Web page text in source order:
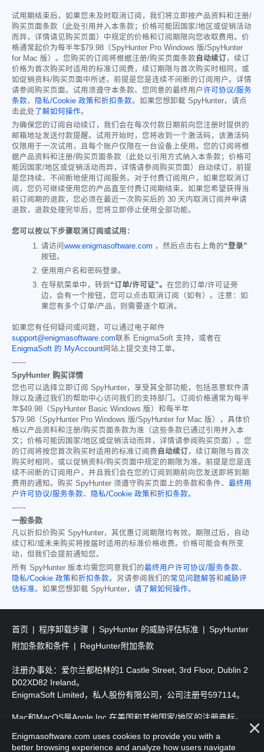
试用期结束后，如果您未及时取消订阅，我们将立即按产品资料和注册/
购买页面条款（此处引用并入本条款；价格可能因国家/地区或促销活动
而异，详情请见购买页面）中规定的价格和订阅期限向您收取费用。价
格通常起价为每半年$79.98 （SpyHunter Pro Windows 版/SpyHunter
for Mac 版）。您购买的订阅将根据注册/购买页面条款 自动续订 ，续订
价格为首次购买时适用的标准订阅费，续订期限与首次购买时相同，或
如促销资料/购买页面中所述，前提是您是连续不间断的订阅用户。详情
请参阅购买页面。试用须遵守本条款、您同意的最终用户许可协议/服务
条款、 隐私/Cookie 政策和折扣条款。如果您想卸载 SpyHunter，请点
击此处 了解如何操作。
为确保您的订阅自动续订，我们会在每次付款日期前向您注册时提供的
邮箱地址发送付款提醒。试用开始时，您将收到一个激活码，该激活码
仅限用于一次试用，且每个账户仅限在一台设备上使用。您的订阅将根
据产品资料和注册/购买页面条款（此处以引用方式纳入本条款；价格可
能因国家/地区或促销活动而异，详情请参阅购买页面）自动续订，前提
是您持续、不间断地使用订阅服务。对于付费订阅用户，如果您取消订
阅，您仍可继续使用您的产品直至付费订阅期结束。如果您希望获得当
前订阅期的退款，您必须在最近一次购买后的 30 天内取消订阅并申请
退款，退款处理完毕后，您将立即停止使用全部功能。
您可以按以下步骤取消订阅或试用：
请访问www.enigmasoftware.com ，然后点击右上角的“登录”
按钮。
使用用户名和密码登录。
在导航菜单中，转到 “订单/许可证”。 在您的订单/许可证旁
边，会有一个按钮，您可以点击取消订阅（如有）。注意：如
果您有多个订单/产品，则需要逐个取消。
如果您有任何疑问或问题，可以通过电子邮件
support@enigmasoftware.com联系 EnigmaSoft 支持，或者在
EnigmaSoft 的 MyAccount网站上提交支持工单。
------
SpyHunter 购买详情
您也可以选择立即订阅 SpyHunter，享受其全部功能，包括恶意软件清
除以及通过我们的帮助中心访问我们的支持部门。订阅价格通常为每半
年$49.98 （SpyHunter Basic Windows 版）和每半年
$79.98 （SpyHunter Pro Windows 版/SpyHunter for Mac 版），具体价
格以产品资料和注册/购买页面条款为准（这些条款已通过引用并入本
文；价格可能因国家/地区或促销活动而异，详情请参阅购买页面）。您
的订阅将按您首次购买时适用的标准订阅费 自动续订 ，续订期限与首次
购买时相同，或以促销资料/购买页面中规定的期限为准。前提是您是连
续不间断的订阅用户，并且我们会在您的订阅到期前向您发送即将到期
费用的通知。购买 SpyHunter 须遵守购买页面上的条款和条件、 最终用
户许可协议/服务条款、 隐私/Cookie 政策和折扣条款。
------
一般条款
凡以折扣价购买 SpyHunter，其优惠订阅期限均有效。期限过后，自动
续订和/或未来购买将按届时适用的标准价格收费。价格可能会有所变
动，但我们会提前通知您。
所有 SpyHunter 版本均需您同意我们的最终用户许可协议/服务条款、
隐私/Cookie 政策和折扣条款。另请参阅我们的常见问题解答和威胁评
估标准。如果您想卸载 SpyHunter， 请了解如何操作。
首页 程序卸载步骤 SpyHunter 的威胁评估标准
SpyHunter
附加条款和条件
RegHunter附加条款
注册办事处：爱尔兰都柏林的1 Castle Street, 3rd Floor, Dublin 2
D02XD82 Ireland。
EnigmaSoft Limited，私人股份有限公司，公司注册号597114。
Mac和MacOS是Apple Inc.在美国和其他国家/地区的注册商标。
版权所有2016-2026。EnigmaSoft Ltd. 保留所有权利。
Enigmasoftware.com uses cookies to provide you with a
better browsing experience and analyze how users navigate